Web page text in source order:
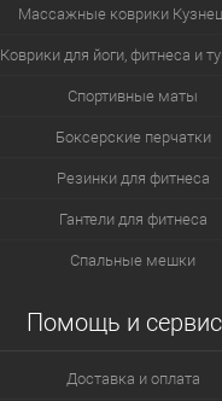
Массажные коврики
Коврики для йоги, фитнеса и
Спортивные маты
Боксерские перчатки
Резинки для фитнеса
Гантели для фитнеса
Спальные мешки
Помощь и
Доставка и оплата